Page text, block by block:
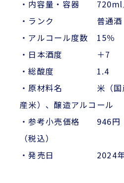
・内容量・容器 720ml
・ランク 普通酒
・アルコール度数 15％
・日本酒度 ＋7
・総酸度 1.4
・原材料名 米（国産
産米）、醸造アルコール
・参考小売価格 946円
（税込）
・発売日 2024年9